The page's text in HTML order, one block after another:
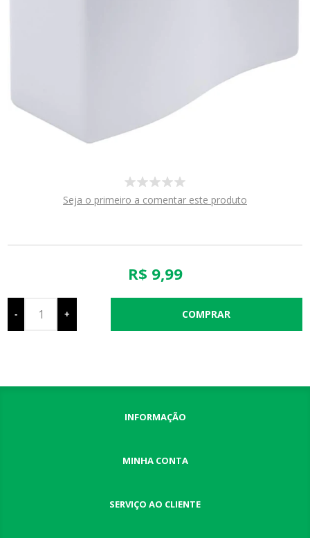
Seja o primeiro a comentar este produto
R$ 9,99
- +
INFORMAÇÃO
MINHA CONTA
SERVIÇO AO CLIENTE